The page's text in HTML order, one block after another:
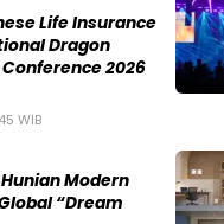
Life Insurance
Dragon
2026
WIB
Modern
“Dream